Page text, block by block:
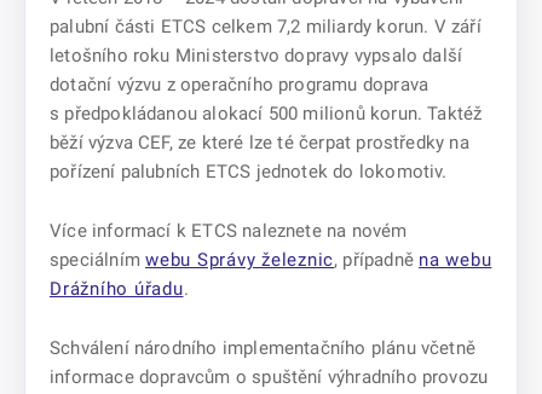
palubní části ETCS celkem 7,2 miliardy korun. V září
letošního roku Ministerstvo dopravy vypsalo další
dotační výzvu z operačního programu doprava
s předpokládanou alokací 500 milionů korun. Taktéž
běží výzva CEF, ze které lze té čerpat prostředky na
pořízení palubních ETCS jednotek do lokomotiv.
Více informací k ETCS naleznete na novém
speciálnímwebu Správy železnic, případně na webu
Drážního úřadu.
Schválení národního implementačního plánu včetně
informace dopravcům o spuštění výhradního provozu